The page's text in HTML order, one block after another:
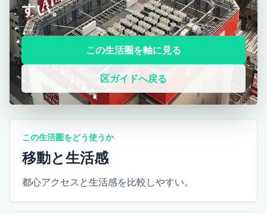
すい。
この生活圏を軸に見る
区ガイドへ戻る
この生活圏をどう使うか
移動と生活感
都心アクセスと生活感を比較しやすい。